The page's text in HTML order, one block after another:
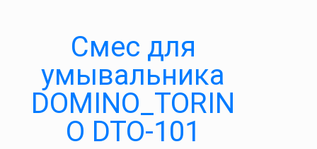
Cмес для
умывальника
DOMINO_TORIN
O DTO-101